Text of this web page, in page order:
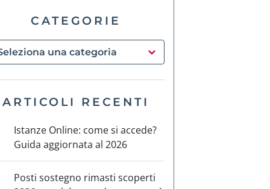
CATEGORIE
ARTICOLI RECENTI
Istanze Online: come si accede?
Guida aggiornata al 2026
Posti sostegno rimasti scoperti